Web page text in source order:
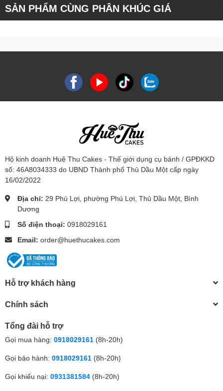
SẢN PHẨM CÙNG PHÂN KHÚC GIÁ
Hộ kinh doanh Huệ Thu Cakes - Thế giới dụng cụ bánh / GPĐKKD
số: 46A8034333 do UBND Thành phố Thủ Dầu Một cấp ngày
16/02/2022
Địa chỉ: 29 Phú Lợi, phường Phú Lợi, Thủ Dầu Một, Bình
Dương
Số điện thoại: 0918029161
Email: order@huethucakes.com
Hỗ trợ khách hàng
Chính sách
Tổng đài hỗ trợ
Gọi mua hàng: 0918029161 (8h-20h)
Gọi bảo hành: 0918029161 (8h-20h)
Gọi khiếu nại: 0931381584 (8h-20h)